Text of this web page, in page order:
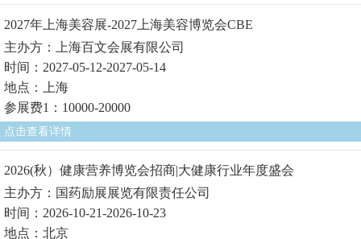
2027年上海美容展-2027上海美容博览会CBE
主办方：上海百文会展有限公司
时间：2027-05-12-2027-05-14
地点：上海
参展费1：10000-20000
点击查看详情
2026(秋）健康营养博览会招商|大健康行业年度盛会
主办方：国药励展展览有限责任公司
时间：2026-10-21-2026-10-23
地点：北京